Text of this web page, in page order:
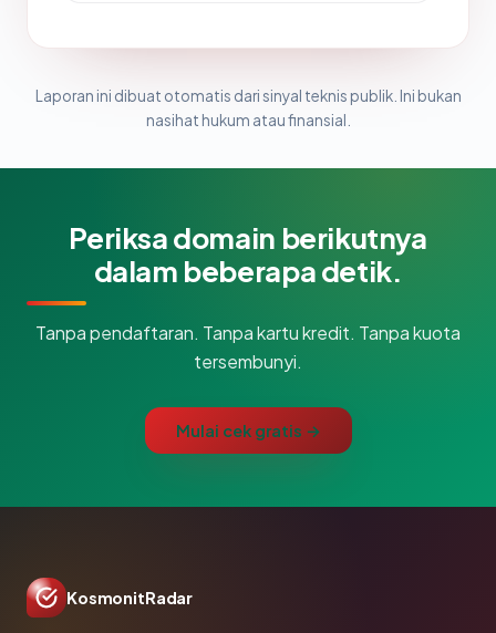
Laporan ini dibuat otomatis dari sinyal teknis publik. Ini bukan
nasihat hukum atau finansial.
Periksa domain berikutnya
dalam beberapa detik.
Tanpa pendaftaran. Tanpa kartu kredit. Tanpa kuota
tersembunyi.
Mulai cek gratis →
KosmonitRadar